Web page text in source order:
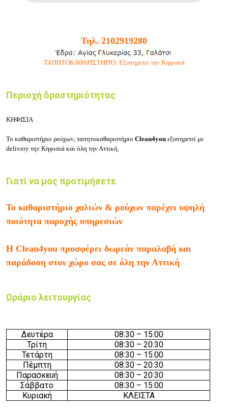
Τηλ. 2102919280
ΤΑΠΗΤΟΚΑΘΑΡΙΣΤΗΡΙΟ: Εξυπηρετεί την Κηφισιά
Περιοχή δραστηριότητας
ΚΗΦΙΣΙΑ
Το καθαριστήριο ρούχων, ταπητοκαθαριστήριο Clean4you εξυπηρετεί με
delivery την Κηφισιά και όλη την Αττική.
Γιατί να μας προτιμήσετε
Το καθαριστήριο χαλιών & ρούχων παρέχει υψηλή
ποιότητα παροχής υπηρεσιών
Η Clean4you προσφέρει δωρεάν παραλαβή και
παράδοση στον χώρο σας σε όλη την Αττική
Ωράριο λειτουργίας
Δευτέρα 08:30– 15:00
Τρίτη
08:30– 20:30
Τετάρτη
08:30 – 15:00
Πέμπτη
08:30 – 20:30
Παρασκευή
08:30 – 20:30
Σάββατο
08:30– 15:00
Κυριακή
ΚΛΕΙΣΤΑ